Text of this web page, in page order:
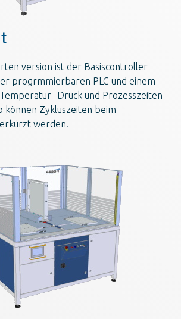
version ist der Basiscontroller
progrmmierbaren PLC und einem
-Druck und Prozesszeiten
können Zykluszeiten beim
werden.